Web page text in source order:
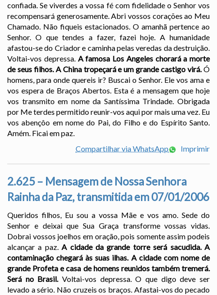
confiada. Se viverdes a vossa fé com fidelidade o Senhor vos
recompensará generosamente. Abri vossos corações ao Meu
Chamado. Não fiqueis estacionados. O amanhã pertence ao
Senhor. O que tendes a fazer, fazei hoje. A humanidade
afastou-se do Criador e caminha pelas veredas da destruição.
Voltai-vos depressa. A famosa Los Angeles chorará a morte
de seus filhos. A China tropeçará e um grande castigo virá.Ó
homens, para onde quereis ir? Buscai o Senhor. Ele vos ama e
vos espera de Braços Abertos. Esta é a mensagem que hoje
vos transmito em nome da Santíssima Trindade. Obrigada
por Me terdes permitido reunir-vos aqui por mais uma vez. Eu
vos abençôo em nome do Pai, do Filho e do Espírito Santo.
Amém. Ficai em paz.
Compartilhar via WhatsApp
Imprimir
2.625 – Mensagem de Nossa Senhora
Rainha da Paz, transmitida em 07/01/2006
Queridos filhos, Eu sou a vossa Mãe e vos amo. Sede do
Senhor e deixai que Sua Graça transforme vossas vidas.
Dobrai vossos joelhos em oração, pois somente assim podeis
alcançar a paz.A cidade da grande torre será sacudida. A
contaminação chegará às suas ilhas. A cidade com nome de
grande Profeta e casa de homens reunidos também tremerá.
Será no Brasil.Voltai-vos depressa. O que digo deve ser
levado a sério. Não cruzeis os braços. Afastai-vos do pecado